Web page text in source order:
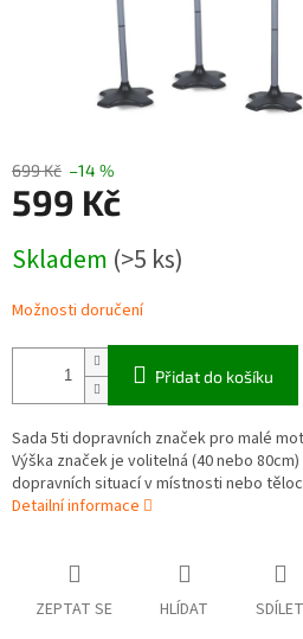
699 Kč –14 %
599 Kč
cena:
Skladem (>5 ks)
Možnosti doručení
Přidat do košíku
Sada 5ti dopravních značek pro malé
Výška značek je volitelná (40 nebo
dopravních situací v místnosti nebo
Detailní informace
ZEPTAT SE HLÍDAT SDÍLET